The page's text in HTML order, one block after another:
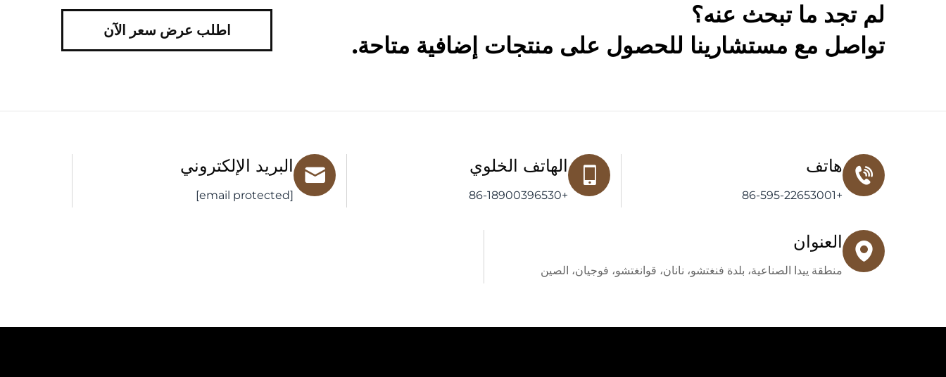
لم تجد ما تبحث عنه؟
تواصل مع مستشارينا للحصول على منتجات إضافية متاحة.
اطلب عرض سعر الآن
هاتف
+86-595-22653001
الهاتف الخلوي
+86-18900396530
البريد الإلكتروني
[email protected]
العنوان
منطقة ييدا الصناعية، بلدة فنغتشو، نانان، قوانغتشو، فوجيان، الصين